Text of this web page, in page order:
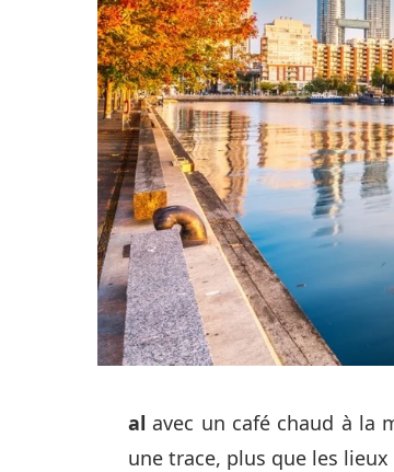
al avec un café chaud à la
une trace, plus que les